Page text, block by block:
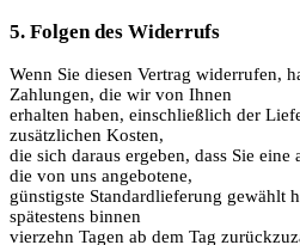
5. Folgen des Widerrufs
Wenn Sie diesen Vertrag widerrufen,
Zahlungen, die wir von Ihnen
erhalten haben, einschließlich der
zusätzlichen Kosten,
die sich daraus ergeben, dass Sie
die von uns angebotene,
günstigste Standardlieferung gewählt
spätestens binnen
vierzehn Tagen ab dem Tag